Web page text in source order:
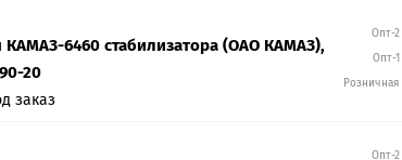
КАМАЗ-6460 стабилизатора (ОАО КАМАЗ),
20
заказ
Опт-2
Опт-1
Розничная
Опт-2